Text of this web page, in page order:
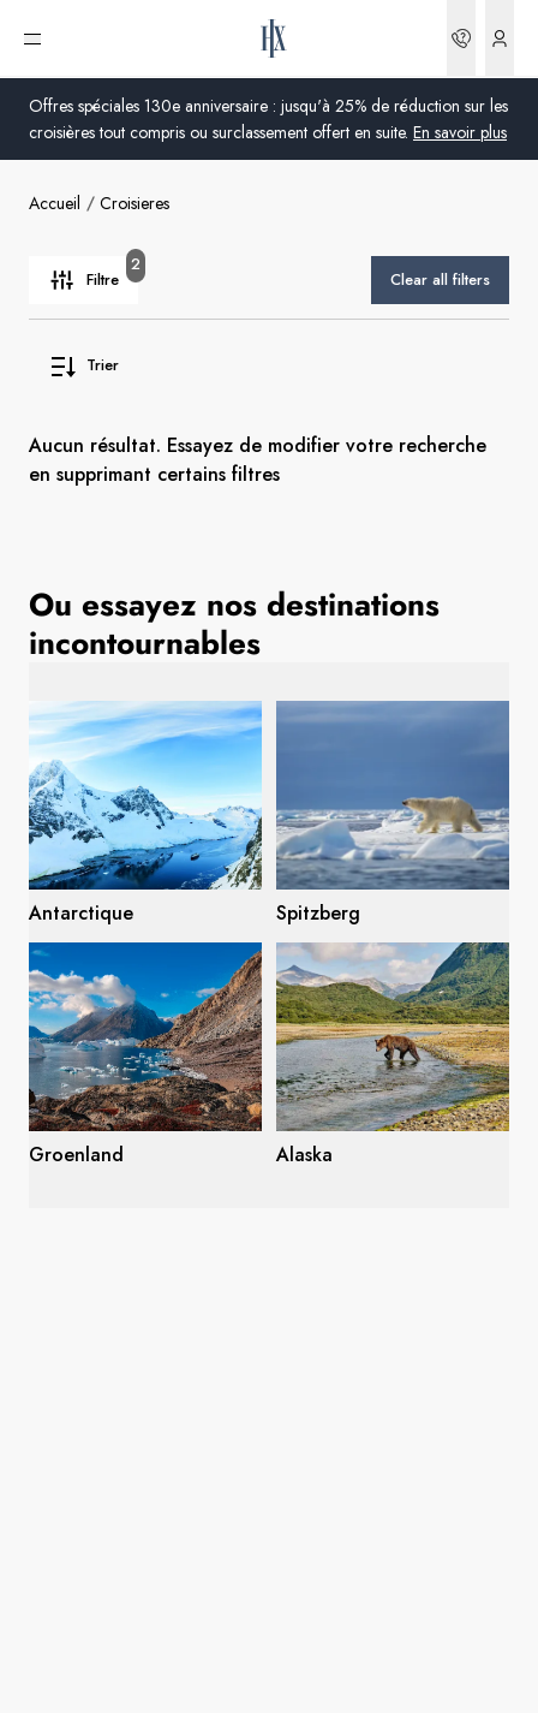
Offres spéciales 130e anniversaire : jusqu'à 25% de réduction sur les
croisières tout compris ou surclassement offert en suite. En savoir plus
Ouvrir le menu
Australie
Royaume-Uni
États-Unis
Suisse
Suède
Danemark
Norvège
Global
Accueil Croisieres
Filtre
2
Clear all filters
Trier
Aucun résultat. Essayez de modifier votre recherche
en supprimant certains filtres
Ou essayez nos destinations
incontournables
Antarctique Spitzberg
Groenland Alaska